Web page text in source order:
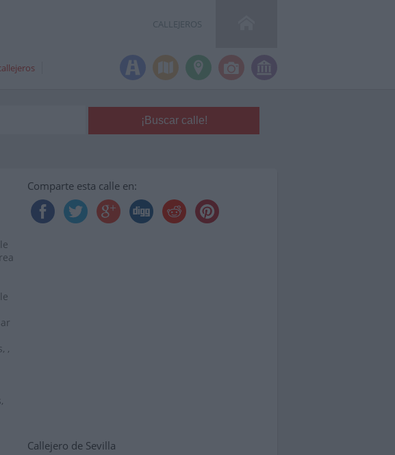
CALLEJEROS
,
Comparte esta calle en:
Callejero de Sevilla